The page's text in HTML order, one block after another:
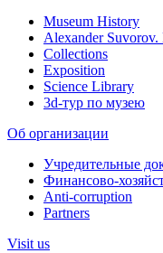
Museum History
Alexander
Collections
Exposition
Science Library
3d-тур по музею
Об организации
Учредительные
Финансово-
Anti-corruption
Partners
Visit us